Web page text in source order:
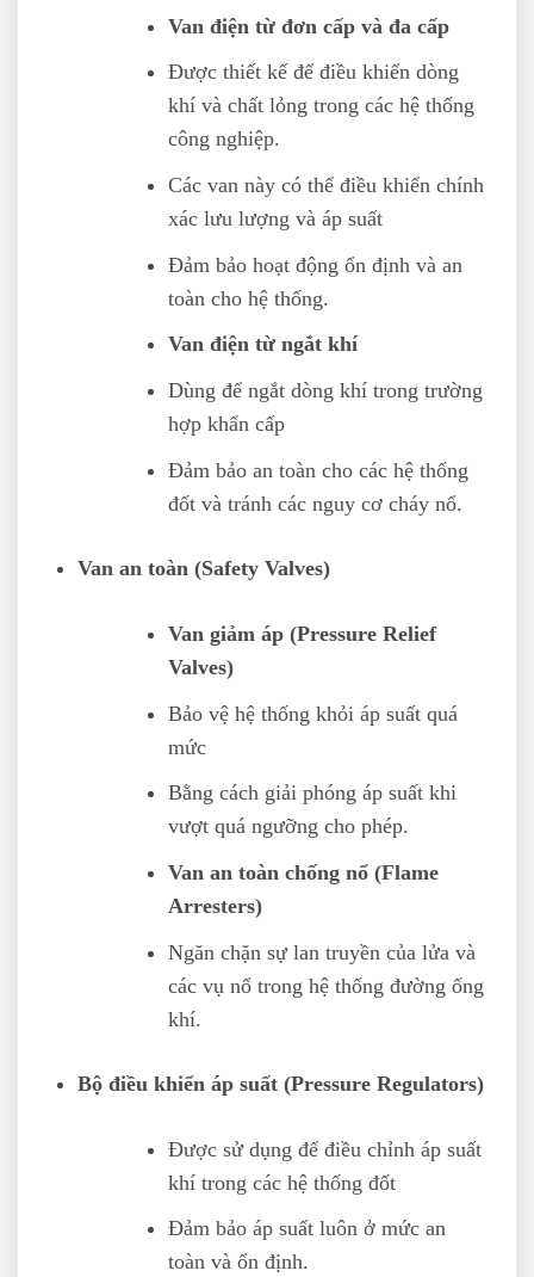
Van điện từ đơn cấp và đa cấp
Được thiết kế để điều khiển dòng
khí và chất lỏng trong các hệ thống
công nghiệp.
Các van này có thể điều khiển chính
xác lưu lượng và áp suất
Đảm bảo hoạt động ổn định và an
toàn cho hệ thống.
Van điện từ ngắt khí
Dùng để ngắt dòng khí trong trường
hợp khẩn cấp
Đảm bảo an toàn cho các hệ thống
đốt và tránh các nguy cơ cháy nổ.
Van an toàn (Safety Valves)
Van giảm áp (Pressure Relief
Valves)
Bảo vệ hệ thống khỏi áp suất quá
mức
Bằng cách giải phóng áp suất khi
vượt quá ngưỡng cho phép.
Van an toàn chống nổ (Flame
Arresters)
Ngăn chặn sự lan truyền của lửa và
các vụ nổ trong hệ thống đường ống
khí.
Bộ điều khiển áp suất (Pressure Regulators)
Được sử dụng để điều chỉnh áp suất
khí trong các hệ thống đốt
Đảm bảo áp suất luôn ở mức an
toàn và ổn định.